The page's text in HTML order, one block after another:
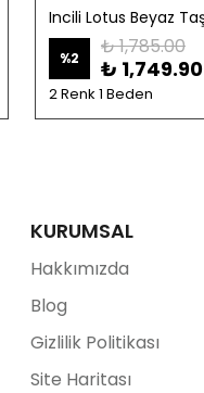
%2 ₺ 1,785.00
₺ 1,749.90
2 Renk 1 Beden
KURUMSAL
Hakkımızda
Blog
Gizlilik Politikası
Site Haritası